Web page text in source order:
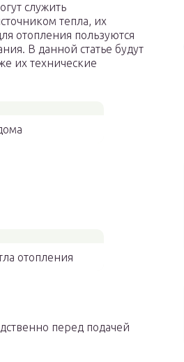
служить
тепла, их
отопления пользуются
В данной статье будут
их технические
отопления
перед подачей